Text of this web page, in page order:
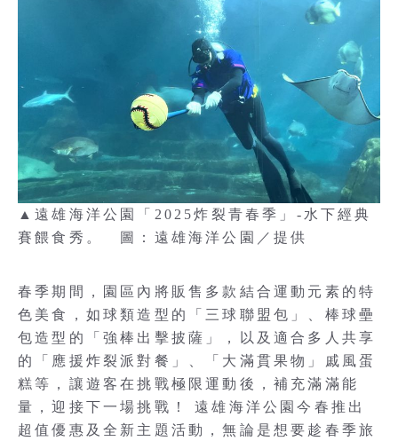
▲遠雄海洋公園「2025炸裂青春季」-水下經典
賽餵食秀。 圖：遠雄海洋公園／提供
春季期間，園區內將販售多款結合運動元素的特
色美食，如球類造型的「三球聯盟包」、棒球壘
包造型的「強棒出擊披薩」，以及適合多人共享
的「應援炸裂派對餐」、「大滿貫果物」戚風蛋
糕等，讓遊客在挑戰極限運動後，補充滿滿能
量，迎接下一場挑戰！ 遠雄海洋公園今春推出
超值優惠及全新主題活動，無論是想要趁春季旅